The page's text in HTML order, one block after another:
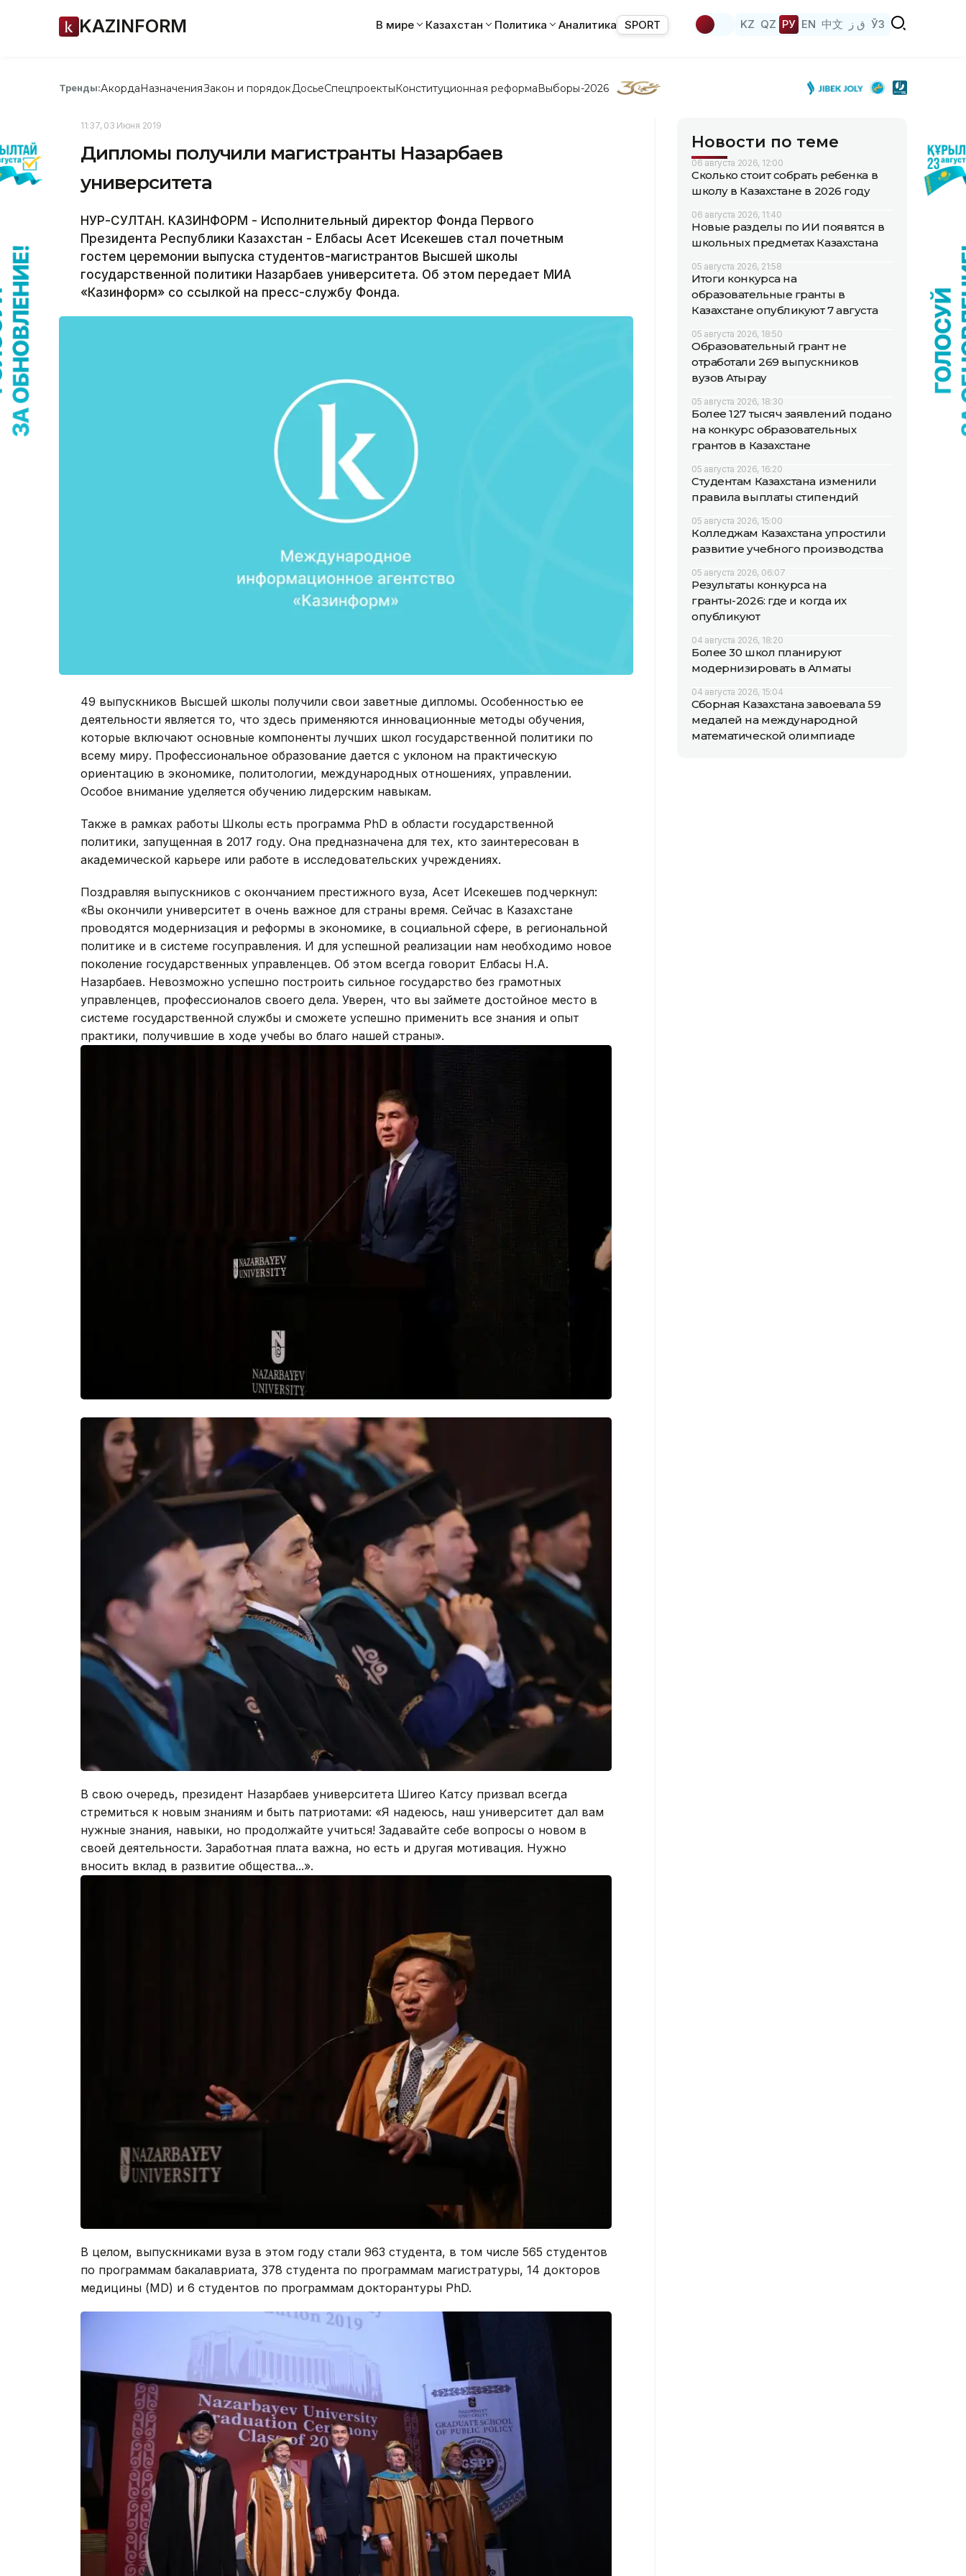
KAZINFORM В мире Казахстан Политика Аналитика SPORT KZ QZ РУ EN 中文 ق ز ЎЗ
Тренды:АкордаНазначенияЗакон и порядок ДосьеСпецпроектыКонституционная реформаВыборы-2026
11:37, 03 Июня 2019
Дипломы получили магистранты Назарбаев
университета
НУР-СУЛТАН. КАЗИНФОРМ - Исполнительный директор Фонда Первого
Президента Республики Казахстан - Елбасы Асет Исекешев стал почетным
гостем церемонии выпуска студентов-магистрантов Высшей школы
государственной политики Назарбаев университета. Об этом передает МИА
«Казинформ» со ссылкой на пресс-службу Фонда.
49 выпускников Высшей школы получили свои заветные дипломы. Особенностью ее
деятельности является то, что здесь применяются инновационные методы обучения,
которые включают основные компоненты лучших школ государственной политики по
всему миру. Профессиональное образование дается с уклоном на практическую
ориентацию в экономике, политологии, международных отношениях, управлении.
Особое внимание уделяется обучению лидерским навыкам.
Также в рамках работы Школы есть программа PhD в области государственной
политики, запущенная в 2017 году. Она предназначена для тех, кто заинтересован в
академической карьере или работе в исследовательских учреждениях.
Поздравляя выпускников с окончанием престижного вуза, Асет Исекешев подчеркнул:
«Вы окончили университет в очень важное для страны время. Сейчас в Казахстане
проводятся модернизация и реформы в экономике, в социальной сфере, в региональной
политике и в системе госуправления. И для успешной реализации нам необходимо новое
поколение государственных управленцев. Об этом всегда говорит Елбасы Н.А.
Назарбаев. Невозможно успешно построить сильное государство без грамотных
управленцев, профессионалов своего дела. Уверен, что вы займете достойное место в
системе государственной службы и сможете успешно применить все знания и опыт
практики, получившие в ходе учебы во благо нашей страны».
В свою очередь, президент Назарбаев университета Шигео Катсу призвал всегда
стремиться к новым знаниям и быть патриотами: «Я надеюсь, наш университет дал вам
нужные знания, навыки, но продолжайте учиться! Задавайте себе вопросы о новом в
своей деятельности. Заработная плата важна, но есть и другая мотивация. Нужно
вносить вклад в развитие общества...».
В целом, выпускниками вуза в этом году стали 963 студента, в том числе 565 студентов
по программам бакалавриата, 378 студента по программам магистратуры, 14 докторов
медицины (MD) и 6 студентов по программам докторантуры PhD.
Новости по теме
06 августа 2026, 12:00
Сколько стоит собрать ребенка в
школу в Казахстане в 2026 году
06 августа 2026, 11:40
Новые разделы по ИИ появятся в
школьных предметах Казахстана
05 августа 2026, 21:58
Итоги конкурса на
образовательные гранты в
Казахстане опубликуют 7 августа
05 августа 2026, 18:50
Образовательный грант не
отработали 269 выпускников
вузов Атырау
05 августа 2026, 18:30
Более 127 тысяч заявлений подано
на конкурс образовательных
грантов в Казахстане
05 августа 2026, 16:20
Студентам Казахстана изменили
правила выплаты стипендий
05 августа 2026, 15:00
Колледжам Казахстана упростили
развитие учебного производства
05 августа 2026, 06:07
Результаты конкурса на
гранты-2026: где и когда их
опубликуют
04 августа 2026, 18:20
Более 30 школ планируют
модернизировать в Алматы
04 августа 2026, 15:04
Сборная Казахстана завоевала 59
медалей на международной
математической олимпиаде